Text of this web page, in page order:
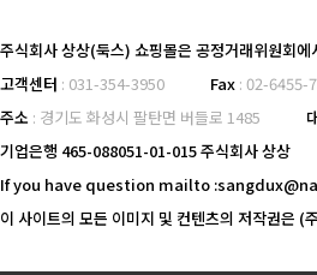
주식회사 상상(둑스) 쇼핑몰은 공정거래위원회
고객센터 : 031-354-3950 Fax : 02-6455-
주소 : 경기도 화성시 팔탄면 버들로 1485
기업은행 465-088051-01-015 주식회사 상상
If you have question mailto
이 사이트의 모든 이미지 및 컨텐츠의 저작권은 (